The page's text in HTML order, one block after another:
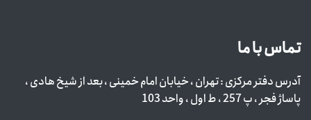
تماس با ما
آدرس دفتر مرکزی : تهران ، خیابان امام خمینی ، بعد از شیخ هادی ،
پاساژ فجر ، پ 257 ، ط اول ، واحد 103